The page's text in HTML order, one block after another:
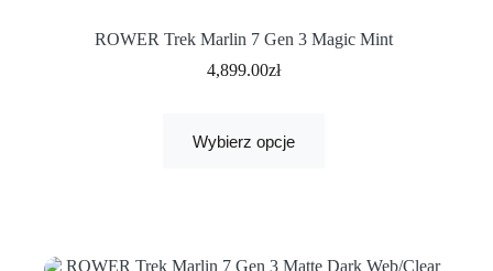
ROWER Trek Marlin 7 Gen 3 Magic Mint
4,899.00zł
Wybierz opcje